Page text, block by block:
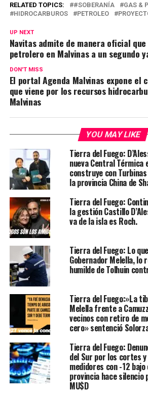
RELATED TOPICS: #SOBERANÍA
GAS &
HIDROCARBUROS
PETROLEO
UP NEXT
Navitas admite de manera oficial
petrolero en Malvinas a un segundo
DON'T MISS
El portal Agenda Malvinas expone
que viene por los recursos
Malvinas
YOU MAY LIKE
Tierra del Fuego:
nueva Central Térmica
construye con
la provincia China de
Tierra del Fuego:
la gestión Castillo
va de la isla es Roch.
Tierra del Fuego: Lo
Gobernador Melella, lo
humilde de Tolhuin
Tierra del Fuego:»La
Melella frente a
vecinos con retiro de
cero» sentenció
Tierra del Fuego:
del Sur por los cortes
medidores con -12
provincia hace silencio
MU$D